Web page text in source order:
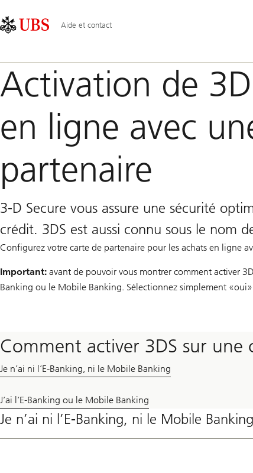
Area
principale
Aide et contact
Activation de
en ligne avec
partenaire
3-D Secure vous assure une sécurité
crédit. 3DS est aussi connu sous le nom
Configurez votre carte de partenaire pour les achats en ligne
Important: avant de pouvoir vous montrer comment activer
Banking ou le Mobile Banking. Sélectionnez simplement
Comment activer 3DS sur une
Je n’ai ni l’E-Banking, ni le Mobile Banking
J’ai l’E-Banking ou le Mobile Banking
Je n’ai ni l’E-Banking, ni le Mobile Banking